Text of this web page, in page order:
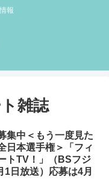
報
雑誌
集中＜もう一度見た
本選手権＞「フィ
トTV！」（BSフジ
1日放送）応募は4月